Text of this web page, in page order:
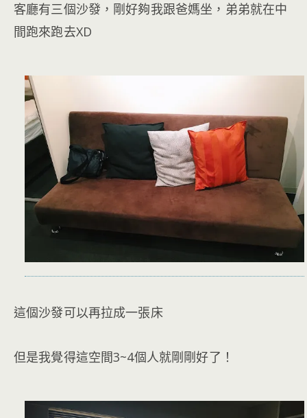
客廳有三個沙發，剛好夠我跟爸媽坐，弟弟就在中
間跑來跑去XD
這個沙發可以再拉成一張床
但是我覺得這空間3~4個人就剛剛好了！